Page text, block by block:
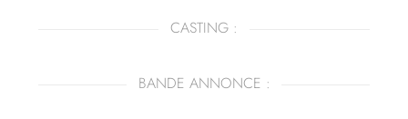
CASTING :
BANDE ANNONCE :